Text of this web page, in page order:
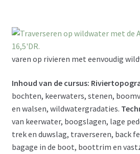
varen op rivieren met eenvoudig
Inhoud van de cursus:
bochten, keerwaters, stenen,
en walsen, wildwatergradaties.
van keerwater, boogslagen, lage
trek en duwslag, traverseren, back
bagage in de boot, boottrim en